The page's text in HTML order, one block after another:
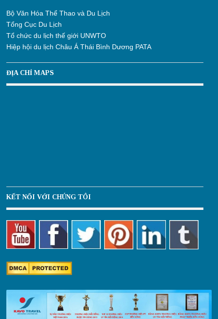
Bộ Văn Hóa Thể Thao và Du Lịch
Tổng Cục Du Lịch
Tổ chức du lịch thế giới UNWTO
Hiệp hội du lịch Châu Á Thái Bình Dương PATA
ĐỊA CHỈ MAPS
KẾT NỐI VỚI CHÚNG TÔI